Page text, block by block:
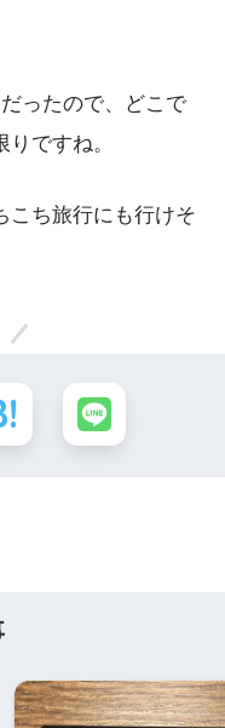
ったので、どこで
ですね。
こち旅行にも行けそ